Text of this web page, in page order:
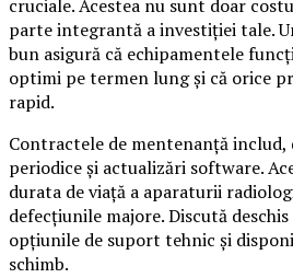
cruciale. Acestea nu sunt doar
parte integrantă a investiției tale.
bun asigură că echipamentele
optimi pe termen lung și că orice
rapid.
Contractele de mentenanță includ,
periodice și actualizări software.
durata de viață a aparaturii
defecțiunile majore. Discută
opțiunile de suport tehnic și
schimb.